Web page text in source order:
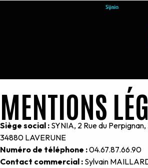
MENTIONS
Siège social : SYNIA, 2 Rue du
34880 LAVERUNE
Numéro de téléphone :04.67.87.66.90
Contact commercial : Sylvain